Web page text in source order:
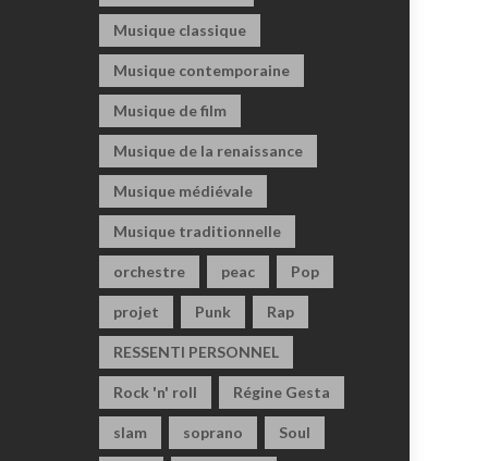
Musique classique
Musique contemporaine
Musique de film
Musique de la renaissance
Musique médiévale
Musique traditionnelle
orchestre peac Pop
projet Punk Rap
RESSENTI PERSONNEL
Rock 'n' roll Régine Gesta
slam soprano Soul